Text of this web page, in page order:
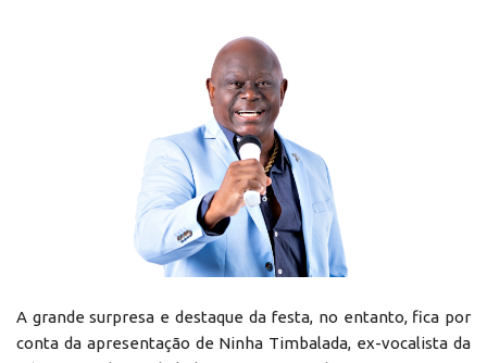
A grande surpresa e destaque da festa, no entanto, fica por
conta da apresentação de Ninha Timbalada, ex-vocalista da